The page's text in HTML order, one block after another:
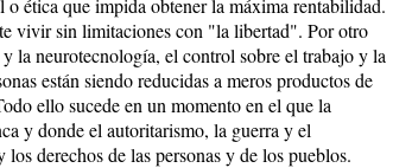
ética que impida obtener la máxima rentabilidad.
vivir sin limitaciones con "la libertad". Por otro
la neurotecnología, el control sobre el trabajo y la
están siendo reducidas a meros productos de
ello sucede en un momento en el que la
y donde el autoritarismo, la guerra y el
derechos de las personas y de los pueblos.